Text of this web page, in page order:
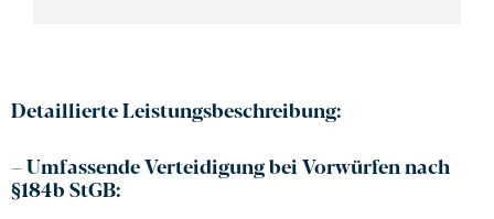
Detaillierte Leistungsbeschreibung:
– Umfassende Verteidigung bei Vorwürfen nach
§184b StGB: